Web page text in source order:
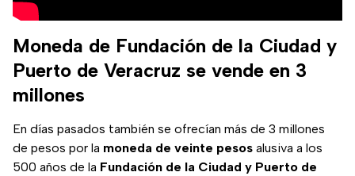
Moneda de Fundación de la Ciudad y
Puerto de Veracruz se vende en 3
millones
En días pasados también se ofrecían más de 3 millones
de pesos por la moneda de veinte pesos alusiva a los
500 años de la Fundación de la Ciudad y Puerto de